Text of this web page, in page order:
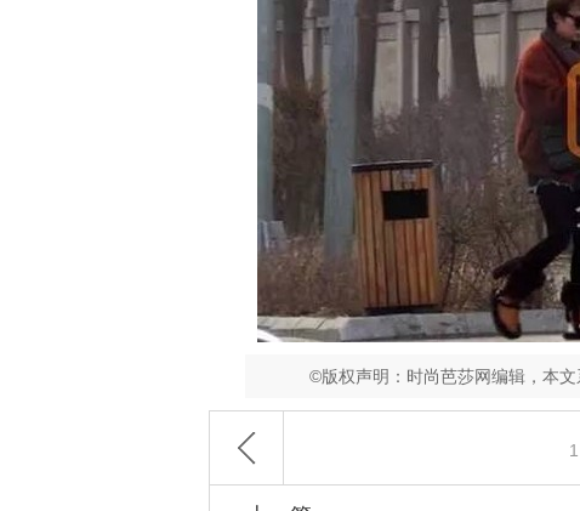
©版权声明：时尚芭莎网编辑，本文
1